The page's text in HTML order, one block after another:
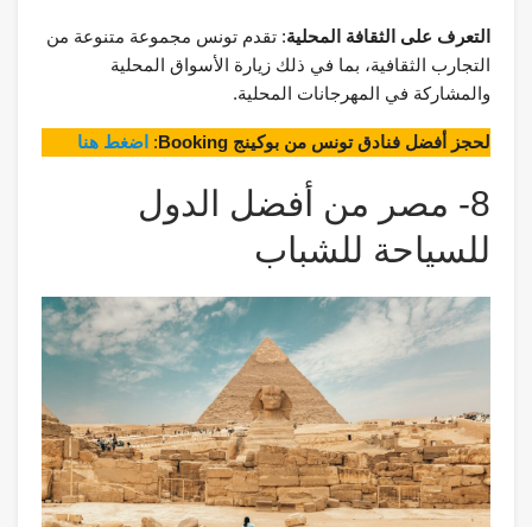
التعرف على الثقافة المحلية: تقدم تونس مجموعة متنوعة من
التجارب الثقافية، بما في ذلك زيارة الأسواق المحلية
والمشاركة في المهرجانات المحلية.
لحجز أفضل فنادق تونس من بوكينج Booking : اضغط هنا
8- مصر من أفضل الدول
للسياحة للشباب